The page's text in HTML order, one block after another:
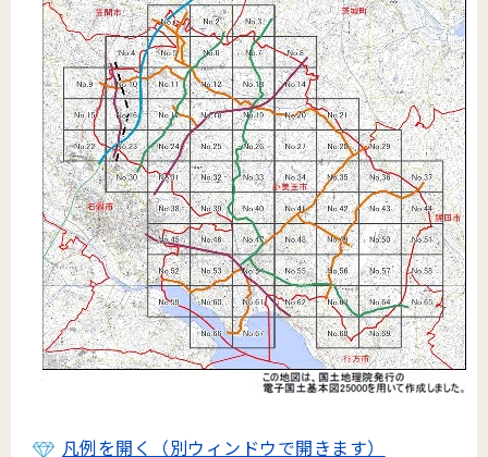
凡例を開く（別ウィンドウで開きます）